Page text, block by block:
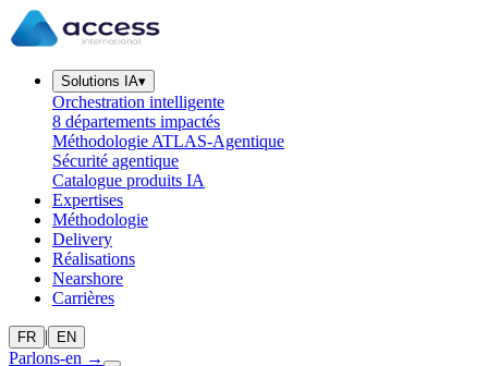
Solutions IA▾
Orchestration intelligente
8 départements impactés
Méthodologie ATLAS-Agentique
Sécurité agentique
Catalogue produits IA
Expertises
Méthodologie
Delivery
Réalisations
Nearshore
Carrières
FR | EN
Parlons-en →